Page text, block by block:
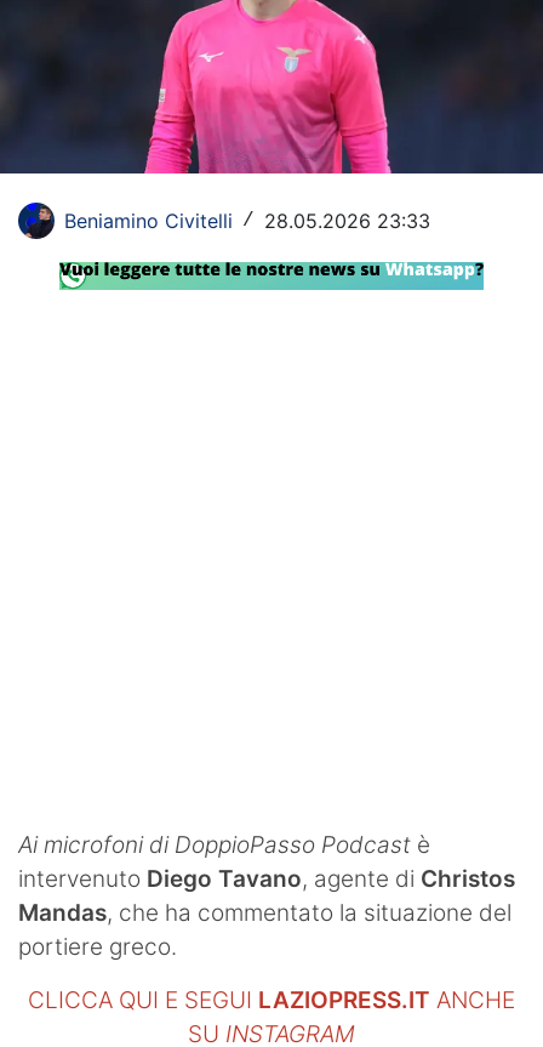
Europa League
Formula 1
Tennis
Beniamino Civitelli / 28.05.2026 23:33
Ai microfoni di DoppioPasso Podcast è
intervenuto Diego Tavano, agente di Christos
Mandas, che ha commentato la situazione del
portiere greco.
CLICCA QUI E SEGUI LAZIOPRESS.IT ANCHE
SU INSTAGRAM